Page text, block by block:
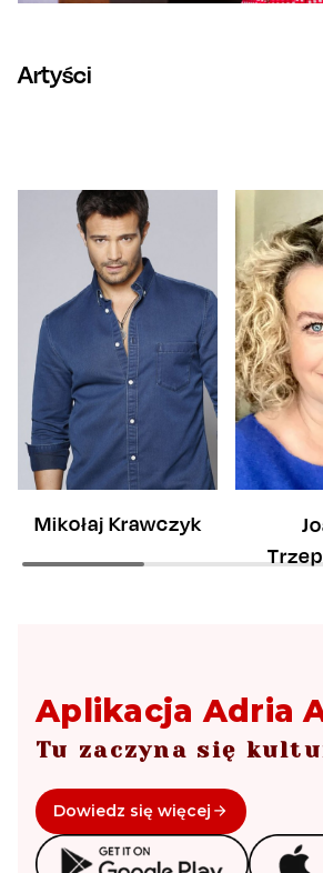
Artyści
Mikołaj Krawczyk
Aplikacja Adria
Tu zaczyna się
Dowiedz się więcej